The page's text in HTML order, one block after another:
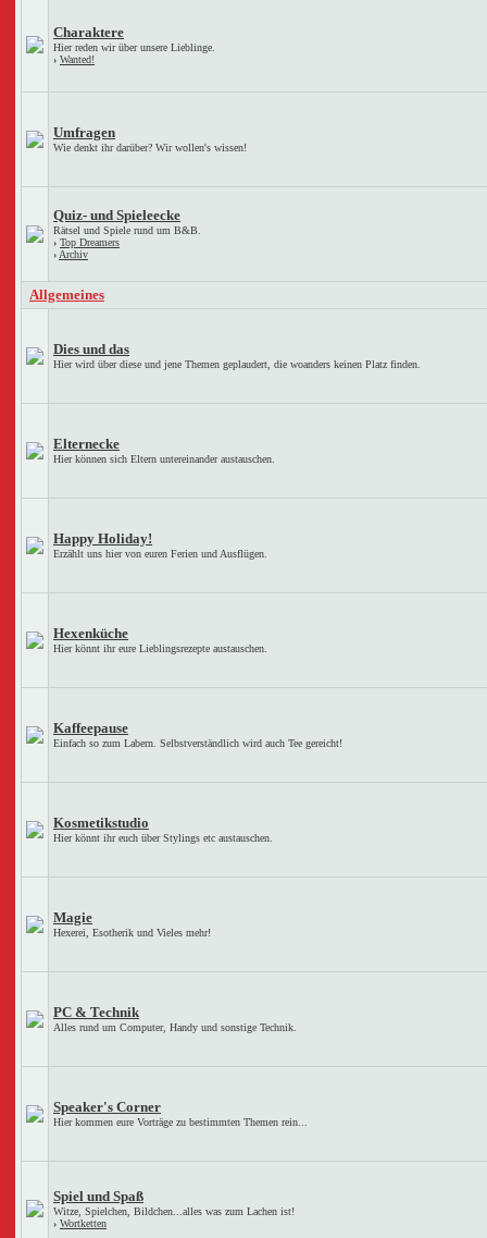
Charaktere
Hier reden wir über unsere Lieblinge.
› Wanted!
Umfragen
Wie denkt ihr darüber? Wir wollen's wissen!
Quiz- und Spieleecke
Rätsel und Spiele rund um B&B.
› Top Dreamers
› Archiv
Allgemeines
Dies und das
Hier wird über diese und jene Themen geplaudert, die woanders keinen Platz finden.
Elternecke
Hier können sich Eltern untereinander austauschen.
Happy Holiday!
Erzählt uns hier von euren Ferien und Ausflügen.
Hexenküche
Hier könnt ihr eure Lieblingsrezepte austauschen.
Kaffeepause
Einfach so zum Labern. Selbstverständlich wird auch Tee gereicht!
Kosmetikstudio
Hier könnt ihr euch über Stylings etc austauschen.
Magie
Hexerei, Esotherik und Vieles mehr!
PC & Technik
Alles rund um Computer, Handy und sonstige Technik.
Speaker's Corner
Hier kommen eure Vorträge zu bestimmten Themen rein...
Spiel und Spaß
Witze, Spielchen, Bildchen...alles was zum Lachen ist!
› Wortketten